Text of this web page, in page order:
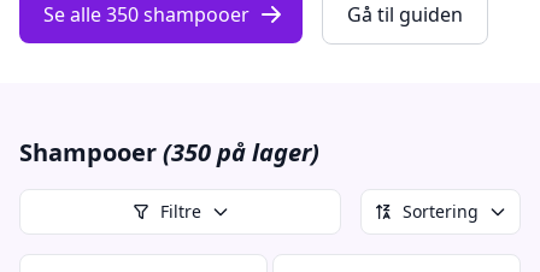
Se alle 350 shampooer Gå til guiden
Shampooer(350 på lager)
Filtre Sortering